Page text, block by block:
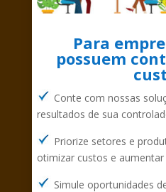
Para
possuem
Conte com nossas
resultados de sua
Priorize setores e
otimizar custos e aumentar
Simule oportunidades